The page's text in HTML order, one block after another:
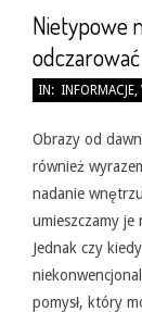
Nietypowe
2026-
31
IN: INFORMACJE,
Obrazy od
również
nadanie
umieszczamy je
Jednak czy
pomysł, który